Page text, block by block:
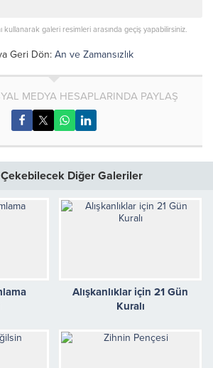
kullanarak galeri resimleri arasında geçiş yapabilirsiniz.
Geri Dön: An ve Zamansızlık
MEDYA HESAPLARINDA PAYLAŞ
Diğer Galeriler
Alışkanlıklar için 21 Gün
Kuralı